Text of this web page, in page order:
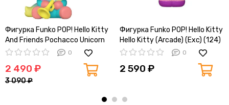
Фигурка Funko POP! Hello Kitty
And Friends Pochacco Unicorn
Party (60) 65752
0
2 490 ₽
3 090 ₽
Фигурка Funko POP! Hello Kitty
Hello Kitty (Arcade) (Exc) (124)
88567
0
2 590 ₽